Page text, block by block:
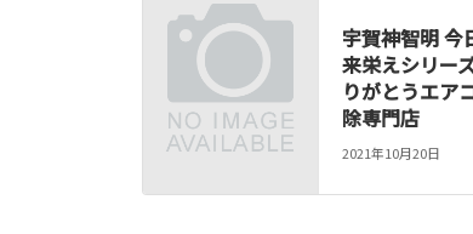
宇賀神智明 今
来栄えシリー
りがとうエア
除専門店
2021年10月20日